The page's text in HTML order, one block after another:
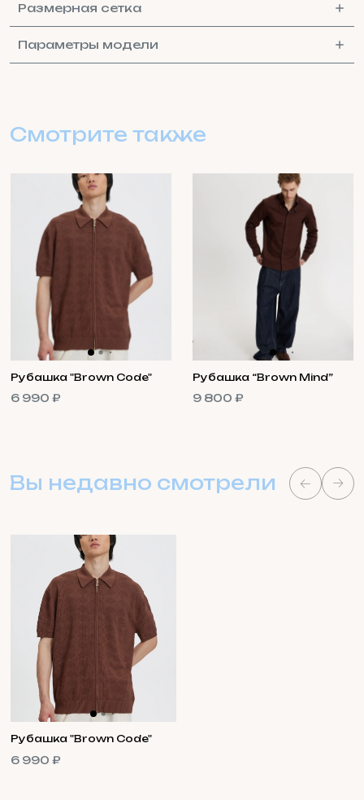
Размерная сетка
Параметры модели
Смотрите также
Рубашка "Brown Code"
6 990 ₽
Рубашка “Brown Mind”
9 800 ₽
Вы недавно смотрели
Рубашка "Brown Code"
6 990 ₽